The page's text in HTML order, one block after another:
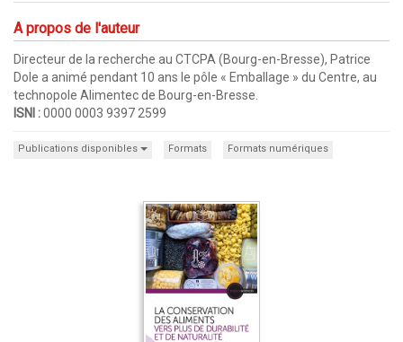
A propos de l'auteur
Directeur de la recherche au CTCPA (Bourg-en-Bresse), Patrice
Dole a animé pendant 10 ans le pôle « Emballage » du Centre, au
technopole Alimentec de Bourg-en-Bresse.
ISNI :0000 0003 9397 2599
Publications disponibles Formats Formats numériques